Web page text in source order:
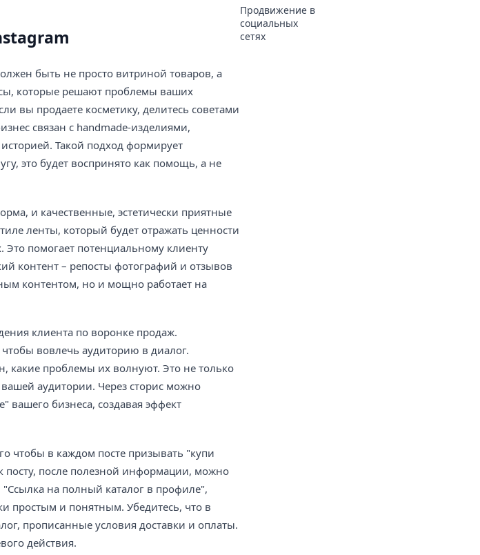
быть не просто витриной товаров, а
которые решают проблемы ваших
вы продаете косметику, делитесь советами
связан с handmade-изделиями,
Такой подход формирует
это будет воспринято как помощь, а не
и качественные, эстетически приятные
ленты, который будет отражать ценности
помогает потенциальному клиенту
контент – репосты фотографий и отзывов
контентом, но и мощно работает на
клиента по воронке продаж.
вовлечь аудиторию в диалог.
какие проблемы их волнуют. Это не только
аудитории. Через сторис можно
вашего бизнеса, создавая эффект
в каждом посте призывать "купи
посту, после полезной информации, можно
на полный каталог в профиле",
простым и понятным. Убедитесь, что в
прописанные условия доставки и оплаты.
действия.
Продвижение в
социальных
сетях